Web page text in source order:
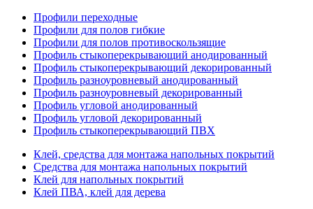
Профили переходные
Профили для полов гибкие
Профили для полов противоскользящие
Профиль стыкоперекрывающий анодированный
Профиль стыкоперекрывающий декорированный
Профиль разноуровневый анодированный
Профиль разноуровневый декорированный
Профиль угловой анодированный
Профиль угловой декорированный
Профиль стыкоперекрывающий ПВХ
Клей, средства для монтажа напольных покрытий
Средства для монтажа напольных покрытий
Клей для напольных покрытий
Клей ПВА, клей для дерева